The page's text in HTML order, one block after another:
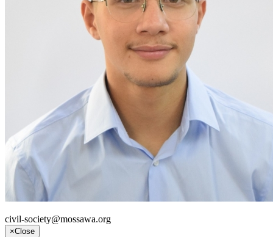
civil-society@mossawa.org
×Close